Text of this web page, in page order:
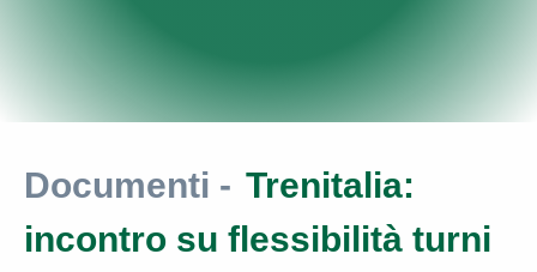
Documenti - Trenitalia:
incontro su flessibilità turni